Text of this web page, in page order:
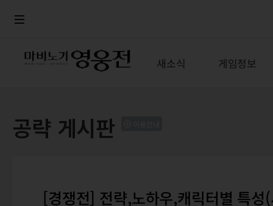
새소식 게임정보
공략 게시판
[경쟁전] 전략,노하우,캐릭터별 특성